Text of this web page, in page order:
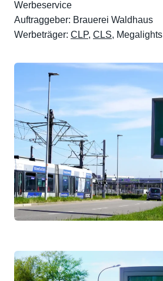
Werbeservice
Auftraggeber: Brauerei Waldhaus
Werbeträger: CLP, CLS, Megalights